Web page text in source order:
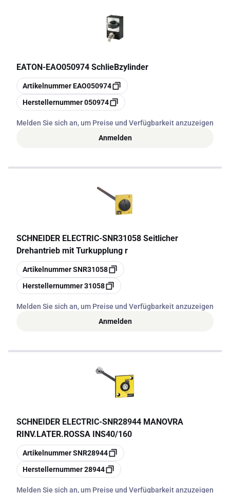
EATON-EAO050974 SchlieBzylinder
Kopieren
ArtikelnummerEAO050974
Kopieren
Herstellernummer050974
Melden Sie sich an, um Preise und Verfügbarkeit anzuzeigen
Anmelden
SCHNEIDER ELECTRIC-SNR31058 Seitlicher
Drehantrieb mit Turkupplung r
Kopieren
ArtikelnummerSNR31058
Kopieren
Herstellernummer31058
Melden Sie sich an, um Preise und Verfügbarkeit anzuzeigen
Anmelden
SCHNEIDER ELECTRIC-SNR28944 MANOVRA
RINV.LATER.ROSSA INS40/160
Kopieren
ArtikelnummerSNR28944
Kopieren
Herstellernummer28944
Melden Sie sich an, um Preise und Verfügbarkeit anzuzeigen